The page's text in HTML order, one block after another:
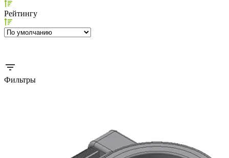
Рейтингу
Фильтры